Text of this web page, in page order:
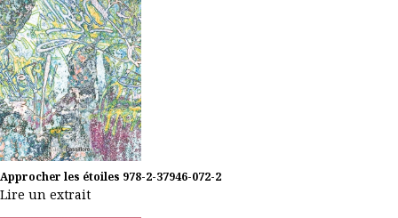
Approcher les étoiles 978-2-37946-072-2
Lire un extrait